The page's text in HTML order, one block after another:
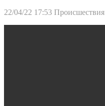
22/04/22 17:53 Происшествия